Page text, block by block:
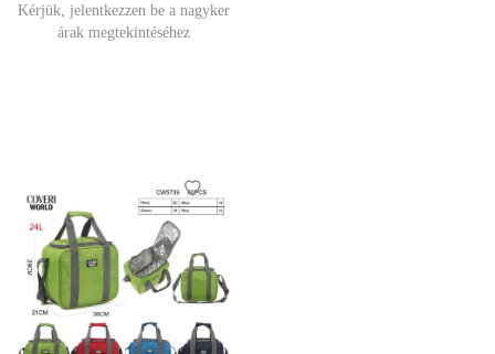
Kérjük, jelentkezzen be a nagyker
árak megtekintéséhez